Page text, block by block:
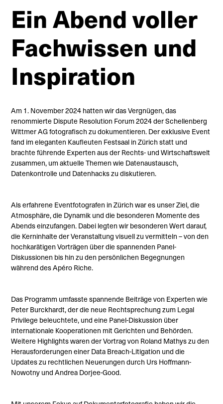
Ein Abend voller
Fachwissen und
Inspiration
Am 1. November 2024 hatten wir das Vergnügen, das
renommierte Dispute Resolution Forum 2024 der Schellenberg
Wittmer AG fotografisch zu dokumentieren. Der exklusive Event
fand im eleganten Kaufleuten Festsaal in Zürich statt und
brachte führende Experten aus der Rechts- und Wirtschaftswelt
zusammen, um aktuelle Themen wie Datenaustausch,
Datenkontrolle und Datenhacks zu diskutieren.
Als erfahrene Eventfotografen in Zürich war es unser Ziel, die
Atmosphäre, die Dynamik und die besonderen Momente des
Abends einzufangen. Dabei legten wir besonderen Wert darauf,
die Kerninhalte der Veranstaltung visuell zu vermitteln – von den
hochkarätigen Vorträgen über die spannenden Panel-
Diskussionen bis hin zu den persönlichen Begegnungen
während des Apéro Riche.
Das Programm umfasste spannende Beiträge von Experten wie
Peter Burckhardt, der die neue Rechtsprechung zum Legal
Privilege beleuchtete, und eine Panel-Diskussion über
internationale Kooperationen mit Gerichten und Behörden.
Weitere Highlights waren der Vortrag von Roland Mathys zu den
Herausforderungen einer Data Breach-Litigation und die
Updates zu rechtlichen Neuerungen durch Urs Hoffmann-
Nowotny und Andrea Dorjee-Good.